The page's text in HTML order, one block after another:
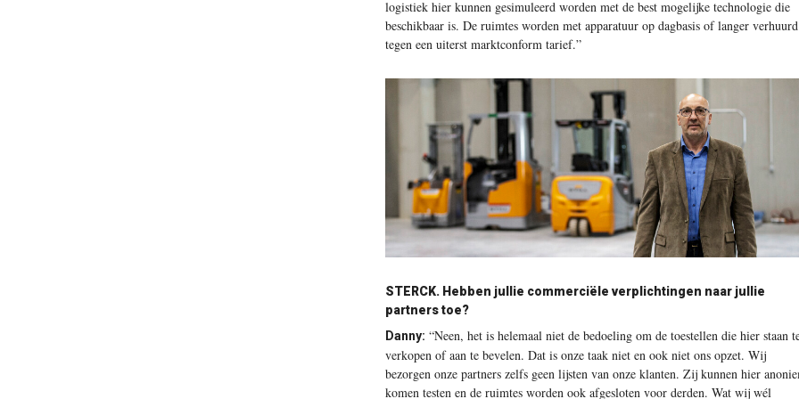
logistiek hier kunnen gesimuleerd worden met de best mogelijke technologie die
beschikbaar is. De ruimtes worden met apparatuur op dagbasis of langer verhuurd
tegen een uiterst marktconform tarief.”
STERCK. Hebben jullie commerciële verplichtingen naar jullie
partners toe?
Danny: “Neen, het is helemaal niet de bedoeling om de toestellen die hier staan
verkopen of aan te bevelen. Dat is onze taak niet en ook niet ons opzet. Wij
bezorgen onze partners zelfs geen lijsten van onze klanten. Zij kunnen hier
komen testen en de ruimtes worden ook afgesloten voor derden. Wat wij wél